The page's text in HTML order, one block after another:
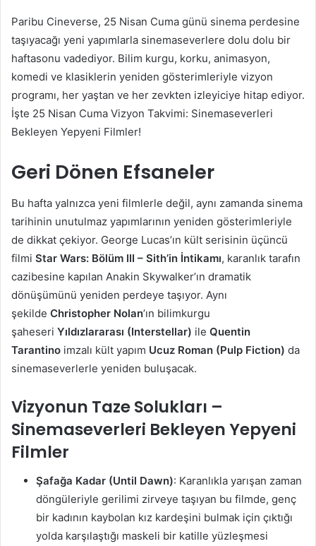
Paribu Cineverse, 25 Nisan Cuma günü sinema perdesine
taşıyacağı yeni yapımlarla sinemaseverlere dolu dolu bir
haftasonu vadediyor. Bilim kurgu, korku, animasyon,
komedi ve klasiklerin yeniden gösterimleriyle vizyon
programı, her yaştan ve her zevkten izleyiciye hitap ediyor.
İşte 25 Nisan Cuma Vizyon Takvimi: Sinemaseverleri
Bekleyen Yepyeni Filmler!
Geri Dönen Efsaneler
Bu hafta yalnızca yeni filmlerle değil, aynı zamanda sinema
tarihinin unutulmaz yapımlarının yeniden gösterimleriyle
de dikkat çekiyor. George Lucas’ın kült serisinin üçüncü
filmi Star Wars: Bölüm III – Sith’in İntikamı, karanlık tarafın
cazibesine kapılan Anakin Skywalker’ın dramatik
dönüşümünü yeniden perdeye taşıyor. Aynı
şekilde Christopher Nolan’ın bilimkurgu
şaheseri Yıldızlararası (Interstellar) ile Quentin
Tarantino imzalı kült yapım Ucuz Roman (Pulp Fiction) da
sinemaseverlerle yeniden buluşacak.
Vizyonun Taze Solukları –
Sinemaseverleri Bekleyen Yepyeni
Filmler
Şafağa Kadar (Until Dawn): Karanlıkla yarışan zaman
döngüleriyle gerilimi zirveye taşıyan bu filmde, genç
bir kadının kaybolan kız kardeşini bulmak için çıktığı
yolda karşılaştığı maskeli bir katille yüzleşmesi